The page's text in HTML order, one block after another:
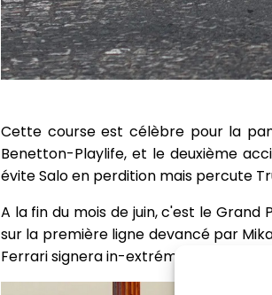
Cette course est célèbre pour la
Benetton-Playlife, et le deuxième
évite Salo en perdition mais percute
A la fin du mois de juin, c'est le Grand
sur la première ligne devancé par
Ferrari signera in-extrémis le premier